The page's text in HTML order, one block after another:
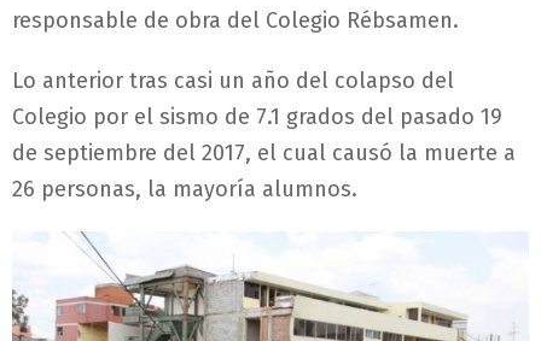
responsable de obra del Colegio Rébsamen.
Lo anterior tras casi un año del colapso del
Colegio por el sismo de 7.1 grados del pasado 19
de septiembre del 2017, el cual causó la muerte a
26 personas, la mayoría alumnos.